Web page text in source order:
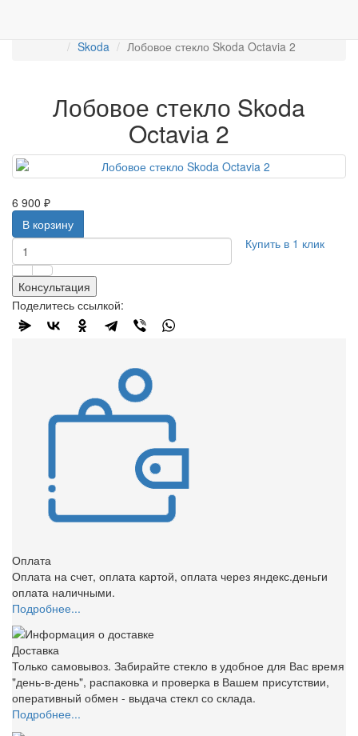
Skoda
Лобовое стекло Skoda Octavia 2
Лобовое стекло Skoda
Octavia 2
6 900 ₽
В корзину
Купить в 1 клик
Консультация
Поделитесь ссылкой:
Оплата
Оплата на счет, оплата картой, оплата через яндекс.деньги
оплата наличными.
Подробнее...
Доставка
Только самовывоз. Забирайте стекло в удобное для Вас время
"день-в-день", распаковка и проверка в Вашем присутствии,
оперативный обмен - выдача стекл со склада.
Подробнее...